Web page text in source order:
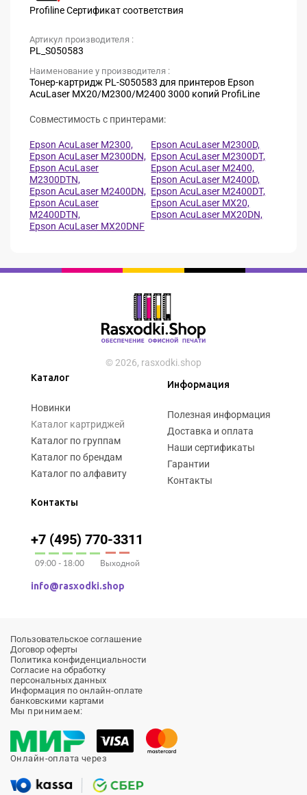
Profiline Сертификат соответствия
Артикул производителя :
PL_S050583
Наименование у производителя :
Тонер-картридж PL-S050583 для принтеров Epson
AcuLaser MX20/M2300/M2400 3000 копий ProfiLine
Совместимость с принтерами:
Epson AcuLaser M2300,
Epson AcuLaser M2300D,
Epson AcuLaser M2300DN, Epson AcuLaser M2300DT,
Epson AcuLaser
M2300DTN,
Epson AcuLaser M2400,
Epson AcuLaser M2400D,
Epson AcuLaser M2400DN, Epson AcuLaser M2400DT,
Epson AcuLaser
M2400DTN,
Epson AcuLaser MX20,
Epson AcuLaser MX20DN,
Epson AcuLaser MX20DNF
© 2026, rasxodki.shop
Каталог
Новинки
Каталог картриджей
Каталог по группам
Каталог по брендам
Каталог по алфавиту
Информация
Полезная информация
Доставка и оплата
Наши сертификаты
Гарантии
Контакты
Контакты
+7 (495) 770-3311
09:00 - 18:00 Выходной
info@rasxodki.shop
Пользовательское соглашение
Договор оферты
Политика конфиденциальности
Согласие на обработку
персональных данных
Информация по онлайн-оплате
банковскими картами
Мы принимаем:
Онлайн-оплата через